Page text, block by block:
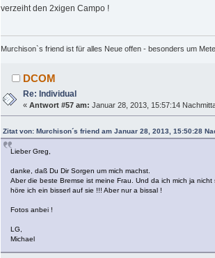
verzeiht den 2xigen Campo !
Murchison`s friend ist für alles Neue offen - besonders um
DCOM
Re: Individual
«Antwort #57 am: Januar 28, 2013, 15:57:14
Zitat von: Murchison´s friend am Januar 28, 2013, 15:50:28
Lieber Greg,
danke, daß Du Dir Sorgen um mich machst.
Aber die beste Bremse ist meine Frau. Und da ich mich ja nicht
höre ich ein bisserl auf sie !!! Aber nur a bissal !
Fotos anbei !
LG,
Michael